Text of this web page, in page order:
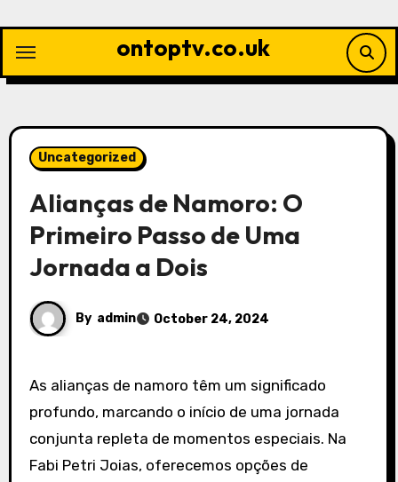
content
ontoptv.co.uk
Uncategorized
Alianças de Namoro: O
Primeiro Passo de Uma
Jornada a Dois
By admin October 24, 2024
As alianças de namoro têm um significado
profundo, marcando o início de uma jornada
conjunta repleta de momentos especiais. Na
Fabi Petri Joias, oferecemos opções de